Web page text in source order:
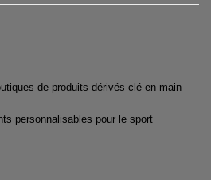
de produits dérivés clé en main
personnalisables pour le sport